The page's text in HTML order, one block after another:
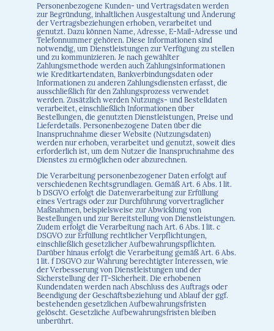
Personenbezogene Kunden- und Vertragsdaten werden
zur Begründung, inhaltlichen Ausgestaltung und Änderung
der Vertragsbeziehungen erhoben, verarbeitet und
genutzt. Dazu können Name, Adresse, E-Mail-Adresse und
Telefonnummer gehören. Diese Informationen sind
notwendig, um Dienstleistungen zur Verfügung zu stellen
und zu kommunizieren. Je nach gewählter
Zahlungsmethode werden auch Zahlungsinformationen
wie Kreditkartendaten, Bankverbindungsdaten oder
Informationen zu anderen Zahlungsdiensten erfasst, die
ausschließlich für den Zahlungsprozess verwendet
werden. Zusätzlich werden Nutzungs- und Bestelldaten
verarbeitet, einschließlich Informationen über
Bestellungen, die genutzten Dienstleistungen, Preise und
Lieferdetails. Personenbezogene Daten über die
Inanspruchnahme dieser Website (Nutzungsdaten)
werden nur erhoben, verarbeitet und genutzt, soweit dies
erforderlich ist, um dem Nutzer die Inanspruchnahme des
Dienstes zu ermöglichen oder abzurechnen.
Die Verarbeitung personenbezogener Daten erfolgt auf
verschiedenen Rechtsgrundlagen. Gemäß Art. 6 Abs. 1 lit.
b DSGVO erfolgt die Datenverarbeitung zur Erfüllung
eines Vertrags oder zur Durchführung vorvertraglicher
Maßnahmen, beispielsweise zur Abwicklung von
Bestellungen und zur Bereitstellung von Dienstleistungen.
Zudem erfolgt die Verarbeitung nach Art. 6 Abs. 1 lit. c
DSGVO zur Erfüllung rechtlicher Verpflichtungen,
einschließlich gesetzlicher Aufbewahrungspflichten.
Darüber hinaus erfolgt die Verarbeitung gemäß Art. 6 Abs.
1 lit. f DSGVO zur Wahrung berechtigter Interessen, wie
der Verbesserung von Dienstleistungen und der
Sicherstellung der IT-Sicherheit. Die erhobenen
Kundendaten werden nach Abschluss des Auftrags oder
Beendigung der Geschäftsbeziehung und Ablauf der ggf.
bestehenden gesetzlichen Aufbewahrungsfristen
gelöscht. Gesetzliche Aufbewahrungsfristen bleiben
unberührt.